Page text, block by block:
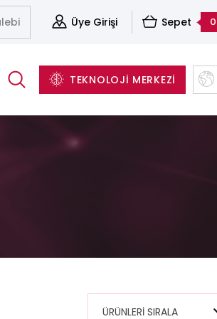
Üye Girişi Sepet 0
TEKNOLOJİ MERKEZİ
ÜRÜNLERİ SIRALA